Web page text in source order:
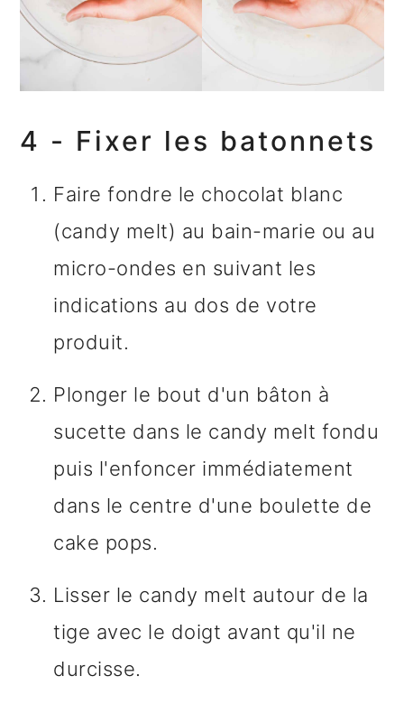
4 - Fixer les batonnets
Faire fondre le chocolat blanc
(candy melt) au bain-marie ou au
micro-ondes en suivant les
indications au dos de votre
produit.
Plonger le bout d'un bâton à
sucette dans le candy melt fondu
puis l'enfoncer immédiatement
dans le centre d'une boulette de
cake pops.
Lisser le candy melt autour de la
tige avec le doigt avant qu'il ne
durcisse.